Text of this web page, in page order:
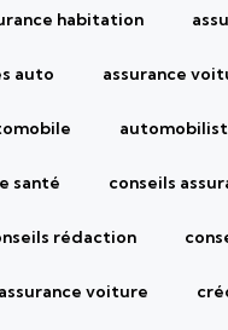
habitation
auto assurance
santé conseils
rédaction
voiture